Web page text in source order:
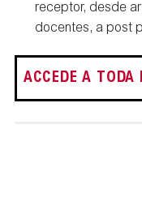
receptor, desde
docentes, a post
ACCEDE A TODA